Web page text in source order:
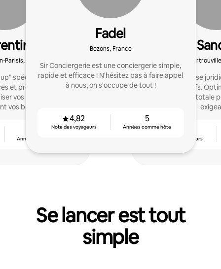
France
spécialiste local en
et procédés sont
vos revenus tout en
vos biens.
Années comme hôte
Fadel
Bezons, France
Sir Conciergerie est une conciergerie simple,
rapide et efficace ! N'hésitez pas à faire appel
à nous, on s'occupe de tout !
4,82
Note des voyageurs
5
Années comme hôte
20 ans d'expertise
revenus locatifs.
tranquillité totale
Note des voyageurs
Se lancer est tout
simple